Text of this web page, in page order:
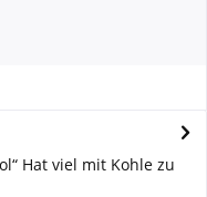
Hat viel mit Kohle zu